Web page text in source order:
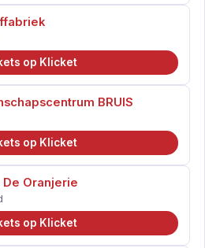
op Klicket
BRUIS
op Klicket
Oranjerie
op Klicket